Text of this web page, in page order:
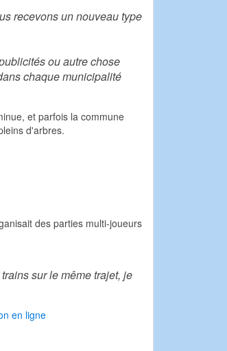
recevons un nouveau type
ou autre chose
chaque municipalité
et parfois la commune
d'arbres.
des parties multi-joueurs
sur le même trajet, je
en ligne